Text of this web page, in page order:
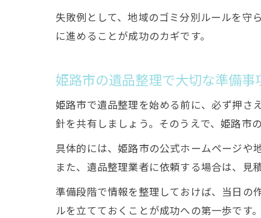
失敗例として、地域のゴミ分別ルールを守
に進めることが成功のカギです。
姫路市の遺品整理で大切な準備事
姫路市で遺品整理を始める前に、必ず押さ
針を共有しましょう。そのうえで、姫路市
具体的には、姫路市の公式ホームページや
また、遺品整理業者に依頼する場合は、見
準備段階で情報を整理しておけば、当日の
ルを立てておくことが成功への第一歩です。